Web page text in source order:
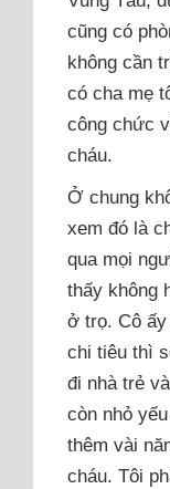
cũng có
không cần
có cha mẹ
công chức
cháu.
Ở chung
xem đó là
qua mọi
thấy không
ở trọ. Cô
chi tiêu thì
đi nhà trẻ
còn nhỏ
thêm vài
cháu. Tôi